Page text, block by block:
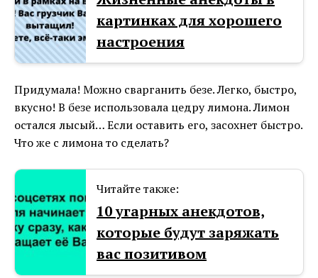
картинках для хорошего
настроения
Придумала! Можно сварганить безе. Легко, быстро,
вкусно! В безе использовала цедру лимона. Лимон
остался лысый… Если оставить его, засохнет быстро.
Что же с лимона то сделать?
Читайте также:
10 угарных анекдотов,
которые будут заряжать
вас позитивом